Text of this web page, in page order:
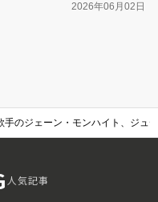
2026年06月02日
手のジェーン・モンハイト、ジュ
人気記事